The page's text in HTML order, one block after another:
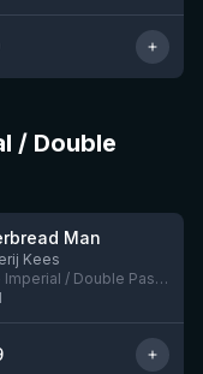
/ Double
Man
Kees
Stout - Imperial / Double Pastry